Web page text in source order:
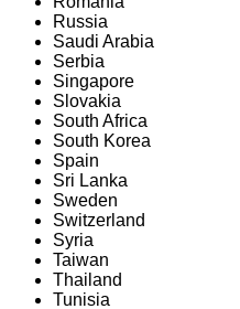
Russia
Saudi Arabia
Serbia
Singapore
Slovakia
South Africa
South Korea
Spain
Sri Lanka
Sweden
Switzerland
Syria
Taiwan
Thailand
Tunisia